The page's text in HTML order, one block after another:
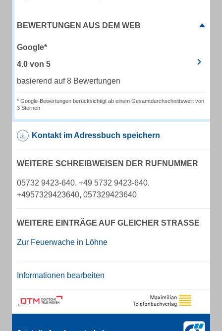
BEWERTUNGEN AUS DEM WEB
Google*
4.0 von 5
basierend auf 8 Bewertungen
* Google-Bewertungen berücksichtigt ab einem Gesamtdurchschnittswert von
3 Sternen
Kontakt im Adressbuch speichern
WEITERE SCHREIBWEISEN DER RUFNUMMER
05732 9423-640, +49 5732 9423-640,
+4957329423640, 057329423640
WEITERE EINTRÄGE AUF GLEICHER STRASSE
Zur Feuerwache in Löhne
Informationen bearbeiten